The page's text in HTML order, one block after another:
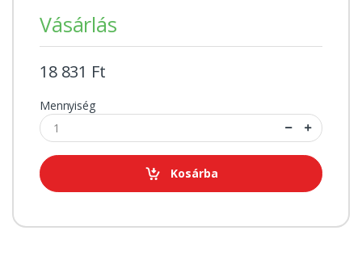
Vásárlás
18 831 Ft
Mennyiség
Kosárba